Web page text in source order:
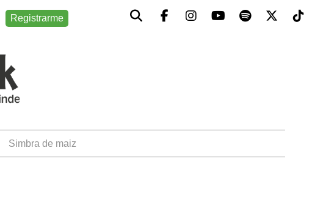
Registrarme
simbra de maiz